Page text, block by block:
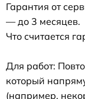
Гарантия от
— до 3 месяцев.
Что считается
Для работ:
который
(например,